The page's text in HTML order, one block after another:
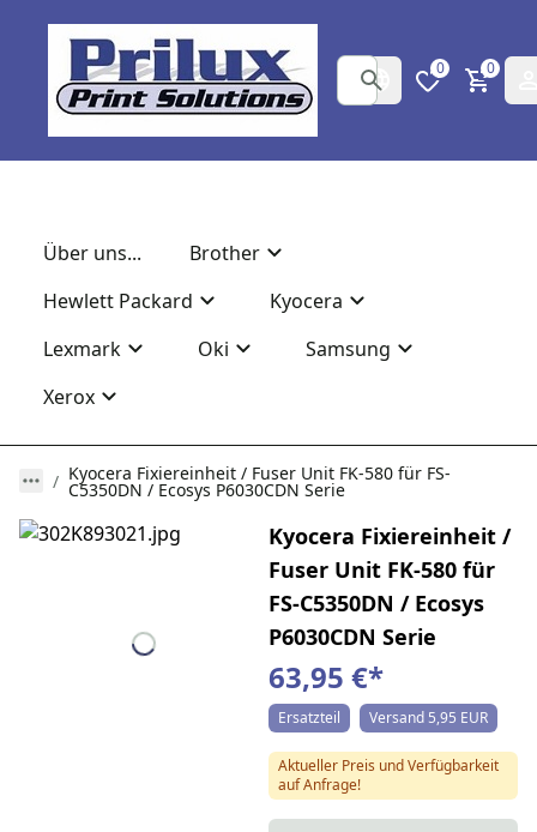
0 0
Über uns...
Brother
Hewlett Packard
Kyocera
Lexmark
Oki
Samsung
Xerox
Kyocera Fixiereinheit / Fuser Unit FK-580 für FS-
C5350DN / Ecosys P6030CDN Serie
Kyocera Fixiereinheit /
Fuser Unit FK-580 für
FS-C5350DN / Ecosys
P6030CDN Serie
63,95 €*
Ersatzteil Versand 5,95 EUR
Aktueller Preis und Verfügbarkeit
auf Anfrage!